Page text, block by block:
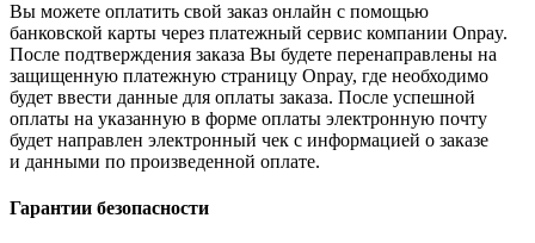
Вы можете оплатить свой заказ онлайн с помощью
банковской карты через платежный сервис компании Onpay.
После подтверждения заказа Вы будете перенаправлены на
защищенную платежную страницу Onpay, где необходимо
будет ввести данные для оплаты заказа. После успешной
оплаты на указанную в форме оплаты электронную почту
будет направлен электронный чек с информацией о заказе
и данными по произведенной оплате.
Гарантии безопасности